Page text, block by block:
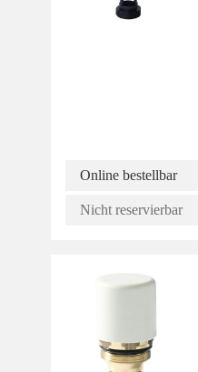
Online bestellbar
Nicht reservierbar